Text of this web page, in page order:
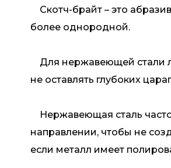
Скотч-брайт – это
более однородной.
Для нержавеющей стали
не оставлять глубоких
Нержавеющая сталь
направлении, чтобы не
если металл имеет